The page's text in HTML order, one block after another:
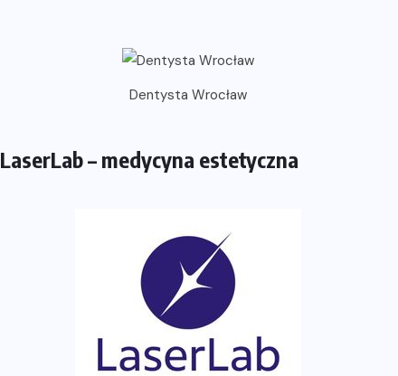
Dentysta Wrocław
LaserLab – medycyna estetyczna